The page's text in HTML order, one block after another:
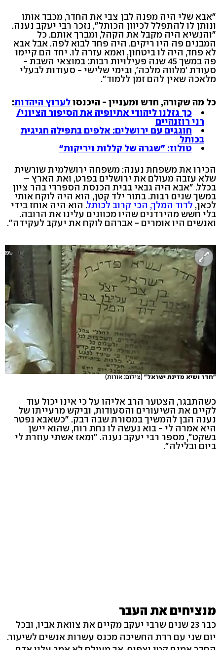
"אבא שלי היה מפנה לבן צבי את החדר, מכבד אותו
ונותן לו להתפלל לכיוון הכותל", נזכר רבי יעקב נענה.
"והנשיא היה מקבל את הקהל, ומברך אותם. כל
המבנים פה היו ריקים. היה פחד לבוא לפה. אבל אבא
לא פחד, היה לו ביטחון, ואמא עזרה לו. יחד הם קיימו
פה במשך 45 שנה פעילויות רבות: במוצאי השבת -
סעודת 'מלווה מלכה', ובימי שלישי - סעודות לבעלי
מלאכה שאין להם זמן ללמוד".
כל מה שקורה, חדש ומעניין - היכנסולערוץ היהדות:
כך גזלנו ליהודי אתיופיה את הסיפור הציוני/
רני רוזנהיים
חוגגים עם ירושלים: אלפים בתפילה חגיגית
בכותל
טולוז: "שגרה של קללות ויריקות"
הכירו את משפחת נענה: משפחה ירושלמית שורשית
שלא עזבה מעולם את ירושלים בפרט, ואת הארץ –
בכלל. "אבא היה גבאי בבית הכנסת הספרדי בהר ציון
במשך שנים רבות. בתור ילד קטן, הוא היה לוקח אותי
לכאן, לדוד המלך, הכי קרוב לכותל. הוא היה אוחז בידי
בלי חשש מהירדנים שהיו מכוונים עלינו את הרובה.
ואנשים היו אומרים - אברהם לוקח את יעקב לעקידה".
"חדר נשיא מדינת ישראל" (צילום: אורות)
כשהתבגר, הצטער הרב אליהו על כי אינו יכול עוד
לקיים את השיעורים והסעודות, וביקש מרעייתו של
נענה הבן להמשיך במסורת שבה דבק. "כשאבא נפטר
היא אמרה לי - בוא נעשה לו נחת רוח, שהוא יישן
בשקט", מספר רבי יעקב נענה. "ומאז אשתי עוזרת לי
ביום ובלילה".
מנציחים את העבר
כבר 23 שנים שרבי יעקב מקיים את צוואת אביו, ובכל
יום שני עם רדת החשיכה מכנס עשרות אנשים לשיעור.